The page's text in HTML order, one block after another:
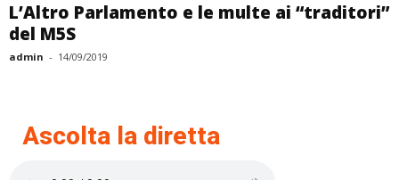
L’Altro Parlamento e le multe ai “traditori”
del M5S
admin - 14/09/2019
Ascolta la diretta